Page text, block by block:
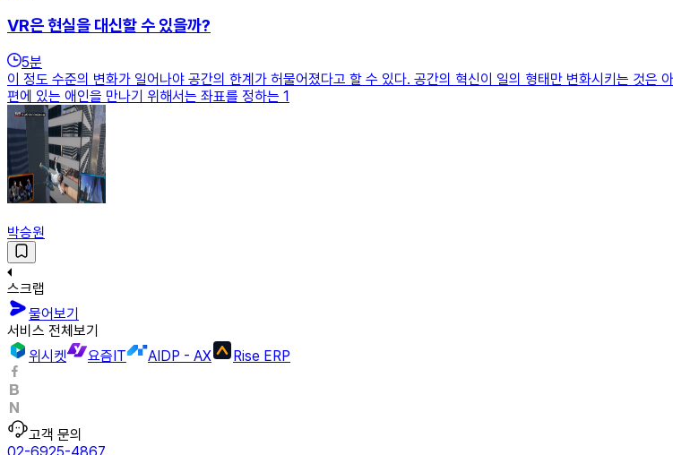
VR은 현실을 대신할 수 있을까?
5분
이 정도 수준의 변화가 일어나야 공간의 한계가 허물어졌다고 할 수 있다. 공간의 혁신이 일의 형태만 변화시키는 것은
편에 있는 애인을 만나기 위해서는 좌표를 정하는 1
박승원
스크랩
물어보기
서비스 전체보기
위시켓
요즘IT AIDP - AX Rise ERP
고객 문의